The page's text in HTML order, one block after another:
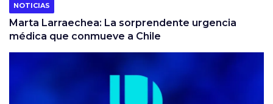
NOTICIAS
Marta Larraechea: La sorprendente urgencia
médica que conmueve a Chile